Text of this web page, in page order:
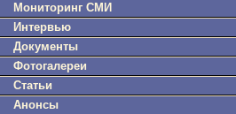
Мониторинг СМИ
Интервью
Документы
Фотогалереи
Статьи
Анонсы